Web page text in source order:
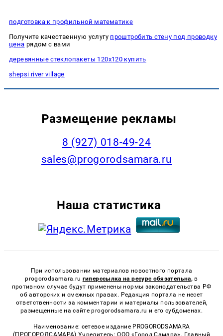
подготовка к профильной математике
Получите качественную услугу проштробить стену под проводку
цена рядом с вами
деревянные стеклопакеты 120х120 купить
shepsi river village
Размещение рекламы
8 (927) 018-49-24
sales@progorodsamara.ru
Наша статистика
При использовании материалов новостного портала
progorodsamara.ru гиперссылка на ресурс обязательна, в
противном случае будут применены нормы законодательства РФ
об авторских и смежных правах. Редакция портала не несет
ответственности за комментарии и материалы пользователей,
размещенные на сайте progorodsamara.ru и его субдоменах.
Наименование: сетевое издание PROGORODSAMARA
(ПРОГОРОДСАМАРА) Учредитель: ООО «Город Самара». Главный